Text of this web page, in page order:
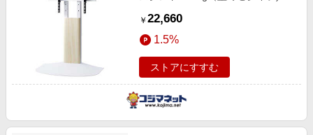
BL840-NA
￥ 22,660
1.5%
ストアにすすむ